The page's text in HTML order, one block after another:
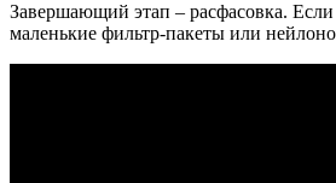
Завершающий этап – расфасовка.
маленькие фильтр-пакеты или